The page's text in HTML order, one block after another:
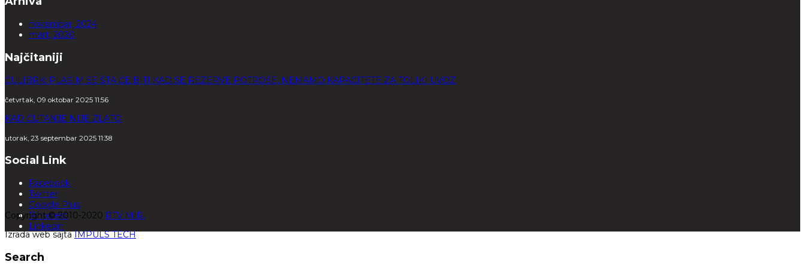
novembar, 2024
mart, 2020
Najčitaniji
ĆULIBRK: PLAŠIM SE ŠTA ĆE BITI KAD SE REZERVE POTROŠE, NEMAMO KAPACITETE ZA TOLIKI UVOZ
četvrtak, 09 oktobar 2025 11:56
KAD ĆUTANJE NIJE ZLATO
utorak, 23 septembar 2025 11:38
Social Link
Facebook
Twitter
Google Plus
Pinterest
Linkedin
Copyright © 2010-2020 RTV MIR.
Izrada web sajtaIMPULS TECH
Search